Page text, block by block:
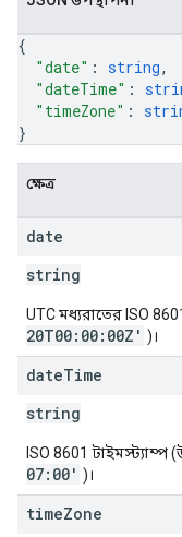
{
"date" : string,
"dateTime" :
"timeZone" :
}
ক্ষেত্র
date
string
UTC মধ্যরাতের ISO
20T00:00:00Z' )।
dateTime
string
ISO 8601 টাইমস্ট্যাম্প
07:00' )।
timeZone